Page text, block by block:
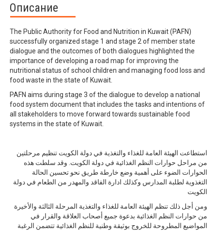
Описание
The Public Authority for Food and Nutrition in Kuwait (PAFN)
successfully organized stage 1 and stage 2 of member state
dialogue and the outcomes of both dialogues highlighted the
importance of developing a road map for improving the
nutritional status of school children and managing food loss and
food waste in the state of Kuwait.
PAFN aims during stage 3 of the dialogue to develop a national
food system document that includes the tasks and intentions of
all stakeholders to move forward towards sustainable food
systems in the state of Kuwait.
استطاعت الهيئة العامة للغذاء والتغذية في دولة الكويت تنظيم مرحلتين
من مراحل حوارات النظم الغذائية في دولة الكويت. وقد سلطت هذه
الحوارات الضوء على أهمية وضع خارطة طريق نحو تحسين الحالة
التغذوية لطلبة المدارس وكذلك ادارة الفاقد والمهدر من الطعام في دولة
الكويت
ومن أجل ذلك تنظم الهيئة العامة للغذاء والتغذية المرحلة الثالثة والأخيرة
من حوارات النظم الغذائية بدعوة جميع أصحاب العلاقة والقرار في
المواضيع المطروحة للخروج بوثيقة وطنية للنظم الغذائية تتضمن الرغبة